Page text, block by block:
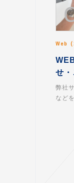
Web
せ・
弊社
など